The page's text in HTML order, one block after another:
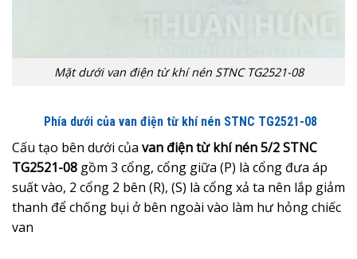
Mặt dưới van điện từ khí nén STNC TG2521-08
Phía dưới của van điện từ khí nén STNC TG2521-08
Cấu tạo bên dưới của van điện từ khí nén 5/2 STNC
TG2521-08 gồm 3 cổng, cổng giữa (P) là cổng đưa áp
suất vào, 2 cổng 2 bên (R), (S) là cổng xả ta nên lắp giảm
thanh để chống bụi ở bên ngoài vào làm hư hỏng chiếc
van